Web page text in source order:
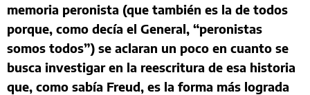
memoria peronista (que también es la de todos
porque, como decía el General, “peronistas
somos todos”) se aclaran un poco en cuanto se
busca investigar en la reescritura de esa historia
que, como sabía Freud, es la forma más lograda